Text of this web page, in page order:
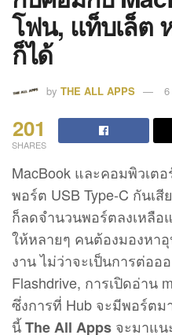
โฟน, แท็บเล็ต
ก็ได้
by THE ALL APPS
201
SHARES
MacBook และคอมพิวเต
พอร์ต USB Type-C กันเ
ก็ลดจำนวนพอร์ตลงเหลือ
ให้หลายๆ คนต้องมองหา
งาน ไม่ว่าจะเป็นการต่อ
Flashdrive, การเปิดอ่าน
ซึ่งการที่ Hub จะมีพอร์ต
นี้The All Apps จะมาแน